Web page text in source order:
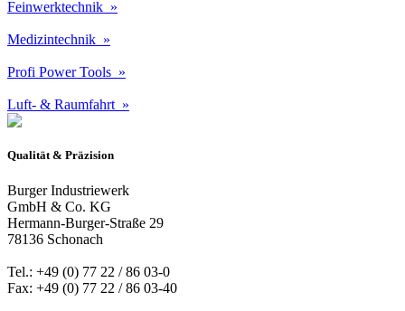
Feinwerktechnik »
Medizintechnik »
Profi Power Tools »
Luft- & Raumfahrt »
Qualität & Präzision
Burger Industriewerk
GmbH & Co. KG
Hermann-Burger-Straße 29
78136 Schonach
Tel.: +49 (0) 77 22 / 86 03-0
Fax: +49 (0) 77 22 / 86 03-40